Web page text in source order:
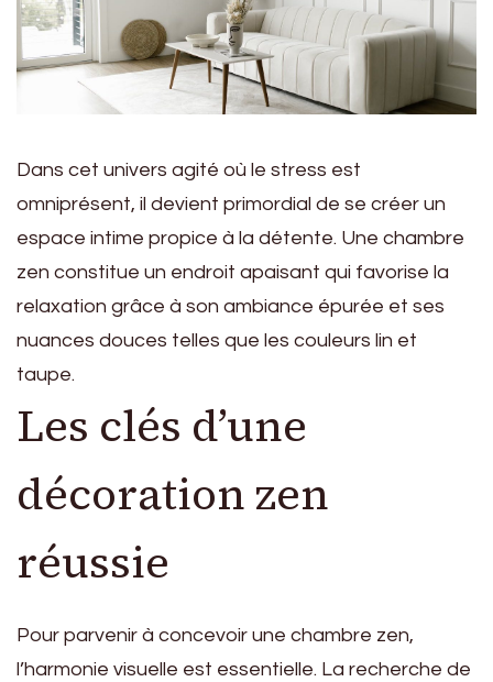
Dans cet univers agité où le stress est
omniprésent, il devient primordial de se créer un
espace intime propice à la détente. Une chambre
zen constitue un endroit apaisant qui favorise la
relaxation grâce à son ambiance épurée et ses
nuances douces telles que les couleurs lin et
taupe.
Les clés d’une
décoration zen
réussie
Pour parvenir à concevoir une chambre zen,
l’harmonie visuelle est essentielle. La recherche de